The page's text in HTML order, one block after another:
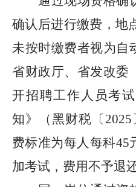
确认后进行缴费，地
未按时缴费者视为自
省财政厅、省发改委
开招聘工作人员考
知》（黑财税〔
费标准为每人每科45
加考试，费用不予退还